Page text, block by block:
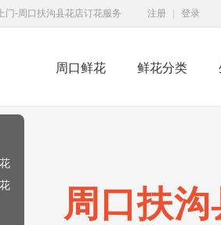
门-周口扶沟县花店订花服务 注册 登录
周口鲜花 鲜花分类
周口扶